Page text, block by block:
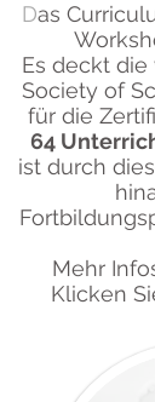
Das
Es deckt
Society of
für die
64
ist durch
Mehr
Klicken